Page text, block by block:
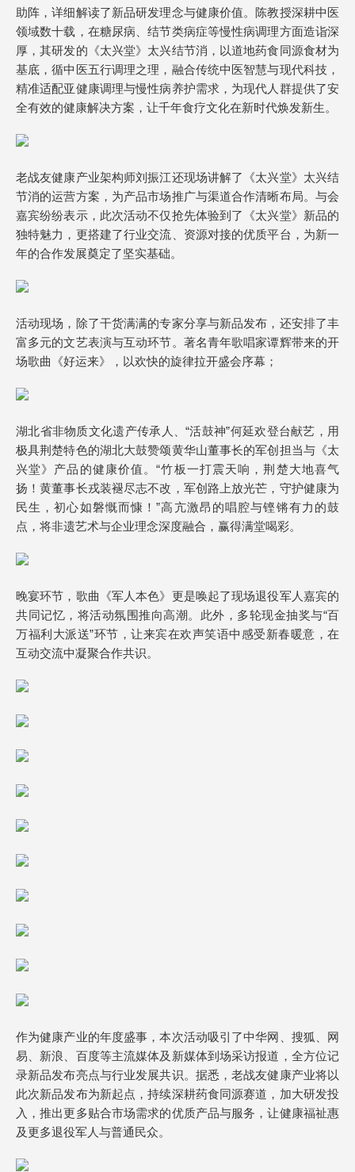
助阵，详细解读了新品研发理念与健康价值。陈教授深耕中医
领域数十载，在糖尿病、结节类病症等慢性病调理方面造诣深
厚，其研发的《太兴堂》太兴结节消，以道地药食同源食材为
基底，循中医五行调理之理，融合传统中医智慧与现代科技，
精准适配亚健康调理与慢性病养护需求，为现代人群提供了安
全有效的健康解决方案，让千年食疗文化在新时代焕发新生。
老战友健康产业架构师刘振江还现场讲解了《太兴堂》太兴结
节消的运营方案，为产品市场推广与渠道合作清晰布局。与会
嘉宾纷纷表示，此次活动不仅抢先体验到了《太兴堂》新品的
独特魅力，更搭建了行业交流、资源对接的优质平台，为新一
年的合作发展奠定了坚实基础。
活动现场，除了干货满满的专家分享与新品发布，还安排了丰
富多元的文艺表演与互动环节。著名青年歌唱家谭辉带来的开
场歌曲《好运来》，以欢快的旋律拉开盛会序幕；
湖北省非物质文化遗产传承人、“活鼓神”何延欢登台献艺，用
极具荆楚特色的湖北大鼓赞颂黄华山董事长的军创担当与《太
兴堂》产品的健康价值。“竹板一打震天响，荆楚大地喜气
扬！黄董事长戎装褪尽志不改，军创路上放光芒，守护健康为
民生，初心如磐慨而慷！”高亢激昂的唱腔与铿锵有力的鼓
点，将非遗艺术与企业理念深度融合，赢得满堂喝彩。
晚宴环节，歌曲《军人本色》更是唤起了现场退役军人嘉宾的
共同记忆，将活动氛围推向高潮。此外，多轮现金抽奖与“百
万福利大派送”环节，让来宾在欢声笑语中感受新春暖意，在
互动交流中凝聚合作共识。
作为健康产业的年度盛事，本次活动吸引了中华网、搜狐、网
易、新浪、百度等主流媒体及新媒体到场采访报道，全方位记
录新品发布亮点与行业发展共识。据悉，老战友健康产业将以
此次新品发布为新起点，持续深耕药食同源赛道，加大研发投
入，推出更多贴合市场需求的优质产品与服务，让健康福祉惠
及更多退役军人与普通民众。